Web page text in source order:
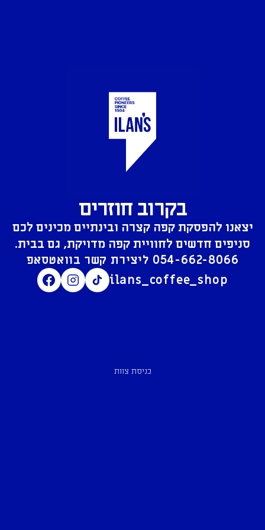
בקרוב חוזרים
יצאנו להפסקת קפה קצרה ובינתיים מכינים לכם
סניפים חדשים לחוויית קפה מדויקת, גם בבית.
054-662-8066
ilans_coffee_shop
כניסת צוות